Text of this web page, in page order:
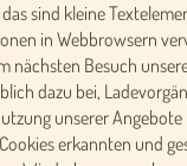
sind kleine
in Webbrowsern
nächsten Besuch
dazu bei,
unserer
erkannten und